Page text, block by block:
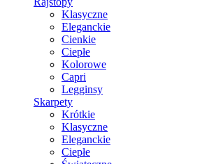
Klasyczne
Eleganckie
Cienkie
Ciepłe
Kolorowe
Capri
Legginsy
Skarpety
Krótkie
Klasyczne
Eleganckie
Ciepłe